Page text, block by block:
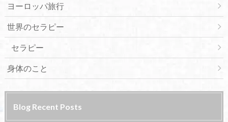
ヨーロッパ旅行
世界のセラピー
セラピー
身体のこと
Blog Recent Posts